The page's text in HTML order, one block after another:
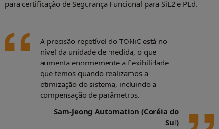
para certificação de Segurança Funcional para SiL2 e PLd.
A precisão repetível do TONiC está no
nível da unidade de medida, o que
aumenta enormemente a flexibilidade
que temos quando realizamos a
otimização do sistema, incluindo a
compensação de parâmetros.
Sam-Jeong Automation (Coréia do
Sul)